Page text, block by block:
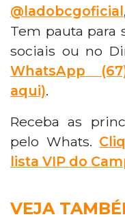
@ladobcgoficial
Tem pauta para
sociais ou no
WhatsApp
aqui).
Receba as
pelo Whats.
lista VIP do
VEJA